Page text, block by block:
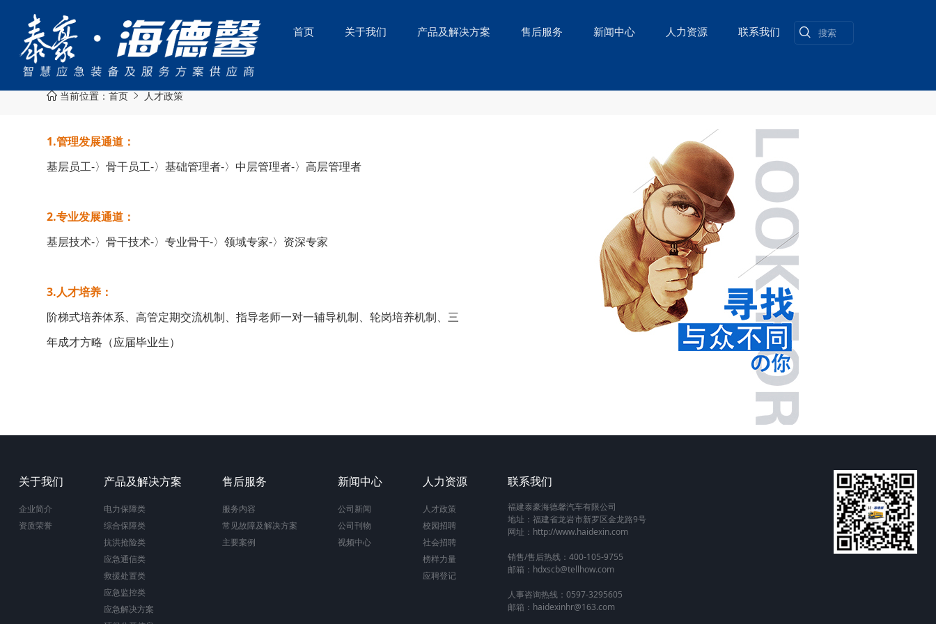
首页 关于我们 产品及解决方案 售后服务 新闻中心 人力资源 联系我们
 当前位置：首页  人才政策
1.管理发展通道：
基层员工-〉骨干员工-〉基础管理者-〉中层管理者-〉高层管理者
2.专业发展通道：
基层技术-〉骨干技术-〉专业骨干-〉领域专家-〉资深专家
3.人才培养：
阶梯式培养体系、高管定期交流机制、指导老师一对一辅导机制、轮岗培养机制、三
年成才方略（应届毕业生）
关于我们
企业简介
资质荣誉
产品及解决方案
电力保障类
综合保障类
抗洪抢险类
应急通信类
救援处置类
应急监控类
应急解决方案
售后服务
服务内容
常见故障及解决方案
主要案例
新闻中心
公司新闻
公司刊物
视频中心
人力资源
人才政策
校园招聘
社会招聘
榜样力量
应聘登记
联系我们
福建泰豪海德馨汽车有限公司
地址：福建省龙岩市新罗区金龙路9号
网址：http://www.haidexin.com
销售/售后热线：400-105-9755
邮箱：hdxscb@tellhow.com
人事咨询热线：0597-3295605
邮箱：haidexinhr@163.com